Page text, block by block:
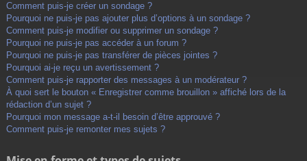
Comment puis-je créer un sondage ?
Pourquoi ne puis-je pas ajouter plus d’options à un sondage ?
Comment puis-je modifier ou supprimer un sondage ?
Pourquoi ne puis-je pas accéder à un forum ?
Pourquoi ne puis-je pas transférer de pièces jointes ?
Pourquoi ai-je reçu un avertissement ?
Comment puis-je rapporter des messages à un modérateur ?
À quoi sert le bouton « Enregistrer comme brouillon » affiché lors de la
rédaction d’un sujet ?
Pourquoi mon message a-t-il besoin d’être approuvé ?
Comment puis-je remonter mes sujets ?